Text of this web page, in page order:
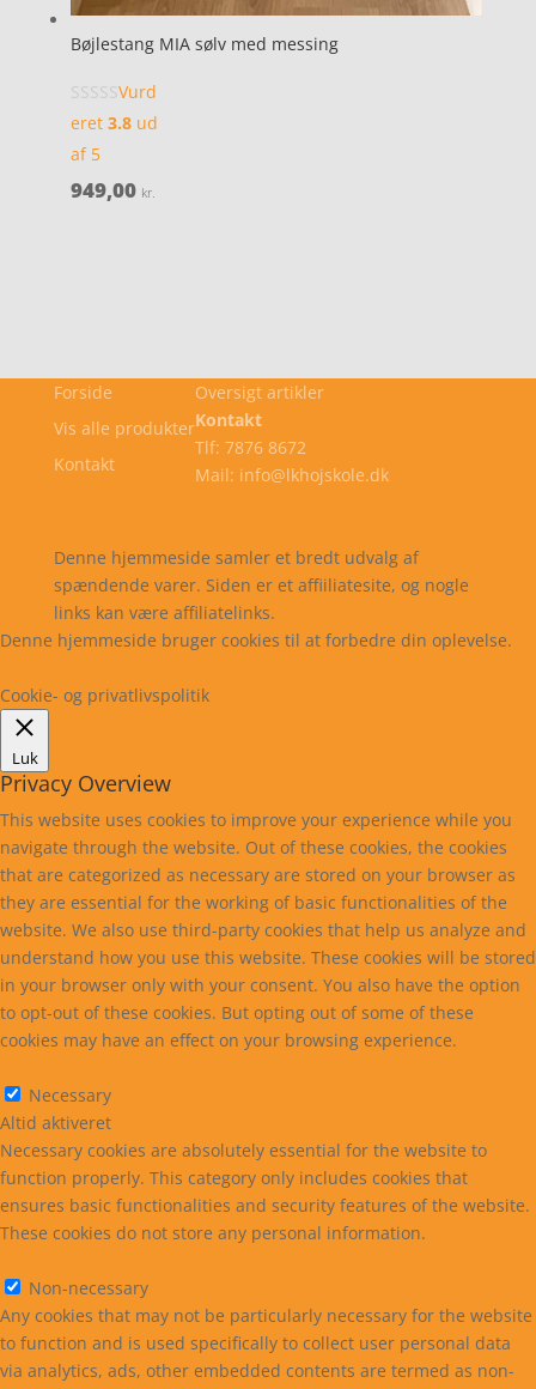
Bøjlestang MIA sølv med messing
Vurd
eret 3.8ud
af 5
949,00 kr.
Forside
Vis alle produkter
Kontakt
Oversigt artikler
Kontakt
Tlf: 7876 8672
Mail: info@lkhojskole.dk
Denne hjemmeside samler et bredt udvalg af
spændende varer. Siden er et affiiliatesite, og nogle
links kan være affiliatelinks.
Denne hjemmeside bruger cookies til at forbedre din oplevelse.
Cookie- og privatlivspolitik
Luk
Privacy Overview
This website uses cookies to improve your experience while you
navigate through the website. Out of these cookies, the cookies
that are categorized as necessary are stored on your browser as
they are essential for the working of basic functionalities of the
website. We also use third-party cookies that help us analyze and
understand how you use this website. These cookies will be stored
in your browser only with your consent. You also have the option
to opt-out of these cookies. But opting out of some of these
cookies may have an effect on your browsing experience.
Necessary
Altid aktiveret
Necessary cookies are absolutely essential for the website to
function properly. This category only includes cookies that
ensures basic functionalities and security features of the website.
These cookies do not store any personal information.
Non-necessary
Any cookies that may not be particularly necessary for the website
to function and is used specifically to collect user personal data
via analytics, ads, other embedded contents are termed as non-